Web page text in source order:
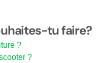
tu faire?
?
?